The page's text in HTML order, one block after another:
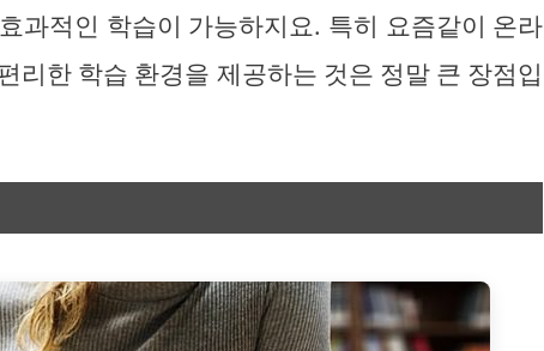
과적인 학습이 가능하지요. 특히 요즘같이 온라
리한 학습 환경을 제공하는 것은 정말 큰 장점입